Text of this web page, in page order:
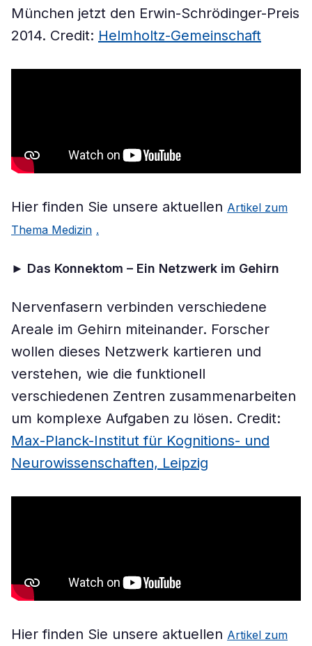
München jetzt den Erwin-Schrödinger-Preis
2014. Credit: Helmholtz-Gemeinschaft
Hier finden Sie unsere aktuellen Artikel zum
Thema Medizin .
► Das Konnektom – Ein Netzwerk im Gehirn
Nervenfasern verbinden verschiedene
Areale im Gehirn miteinander. Forscher
wollen dieses Netzwerk kartieren und
verstehen, wie die funktionell
verschiedenen Zentren zusammenarbeiten
um komplexe Aufgaben zu lösen. Credit:
Max-Planck-Institut für Kognitions- und
Neurowissenschaften, Leipzig
Hier finden Sie unsere aktuellen Artikel zum